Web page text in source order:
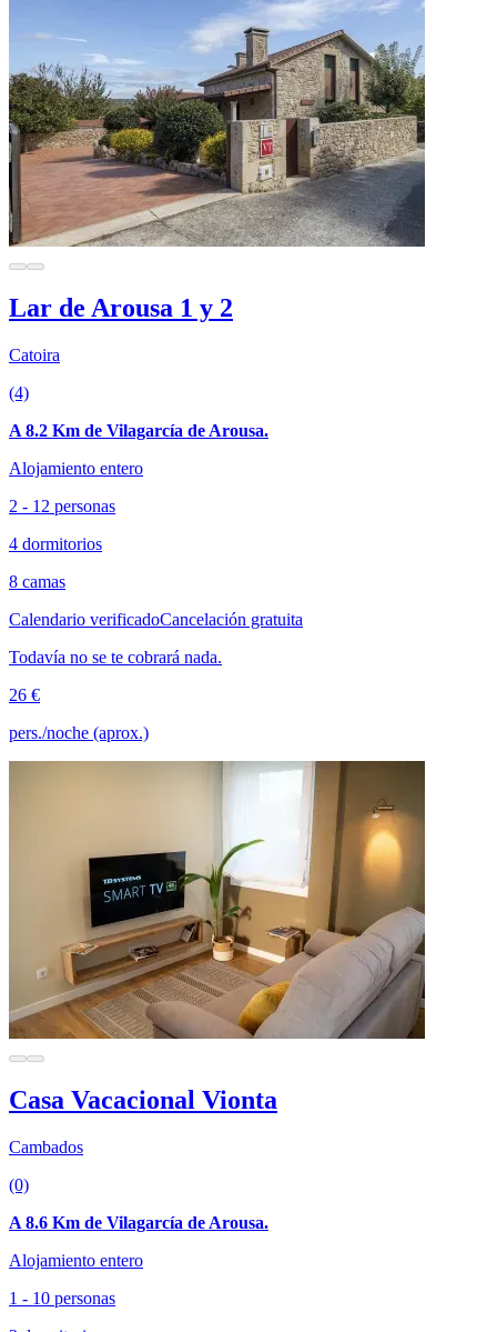
Lar de Arousa 1 y 2
Catoira
(4)
A 8.2 Km de Vilagarcía de Arousa.
Alojamiento entero
2 - 12 personas
4 dormitorios
8 camas
Calendario verificadoCancelación gratuita
Todavía no se te cobrará nada.
26 €
pers./noche (aprox.)
Casa Vacacional Vionta
Cambados
(0)
A 8.6 Km de Vilagarcía de Arousa.
Alojamiento entero
1 - 10 personas